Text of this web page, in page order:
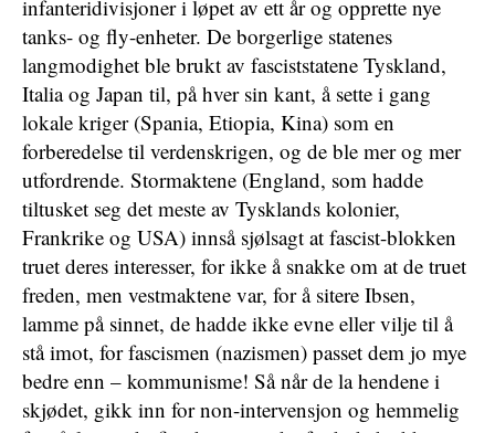
infanteridivisjoner i løpet av ett år og opprette nye
tanks- og fly-enheter. De borgerlige statenes
langmodighet ble brukt av fasciststatene Tyskland,
Italia og Japan til, på hver sin kant, å sette i gang
lokale kriger (Spania, Etiopia, Kina) som en
forberedelse til verdenskrigen, og de ble mer og mer
utfordrende. Stormaktene (England, som hadde
tiltusket seg det meste av Tysklands kolonier,
Frankrike og USA) innså sjølsagt at fascist-blokken
truet deres interesser, for ikke å snakke om at de truet
freden, men vestmaktene var, for å sitere Ibsen,
lamme på sinnet, de hadde ikke evne eller vilje til å
stå imot, for fascismen (nazismen) passet dem jo mye
bedre enn – kommunisme! Så når de la hendene i
skjødet, gikk inn for non-intervensjon og hemmelig